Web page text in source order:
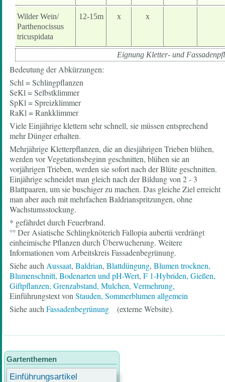
Eignung Kletter- und
Wilder Wein/
Parthenocissus
tricuspidata
12-15m x x
Bedeutung der Abkürzungen:
Schl = Schlingpflanzen
SeKl = Selbstklimmer
SpKl = Spreizklimmer
RaKl = Rankklimmer
Viele Einjährige klettern sehr schnell, sie müssen entsprechend
mehr Dünger erhalten.
Mehrjährige Kletterpflanzen, die an diesjährigen Trieben blühen,
werden vor Vegetationsbeginn geschnitten, blühen sie an
vorjährigen Trieben, werden sie sofort nach der Blüte geschnitten.
Einjährige schneidet man gleich nach der Bildung von 2 - 3
Blattpaaren, um sie buschiger zu machen. Das gleiche Ziel erreicht
man aber auch mit mehrfachen Baldrianspritzungen, ohne
Wachstumsstockung.
* gefährdet durch Feuerbrand.
°° Der Asiatische Schlingknöterich Fallopia aubertii verdrängt
einheimische Pflanzen durch Überwucherung. Weitere
Informationen vom Arbeitskreis Fassadenbegrünung.
Siehe auch Aussaat, Baldrian, Blattdüngung, Blumen trocknen,
Blumenschnitt, Bodenarten und pH-Wert, F 1-Hybriden, Gießen,
Giftpflanzen, Grenzabstand, Mulchen, Vermehrung,
Einführungstext von Stauden, Sommerblumen allgemein
Siehe auch Fassadenbegrünung (externe Website).
Gartenthemen
Einführungsartikel